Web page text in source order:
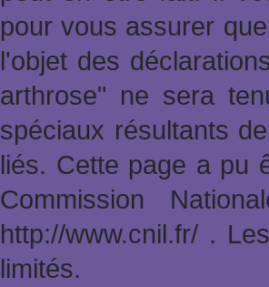
pour vous assurer
l'objet des
arthrose" ne sera
spéciaux résultants
liés. Cette page a pu
Commission
http://www.cnil.fr/ .
limités.